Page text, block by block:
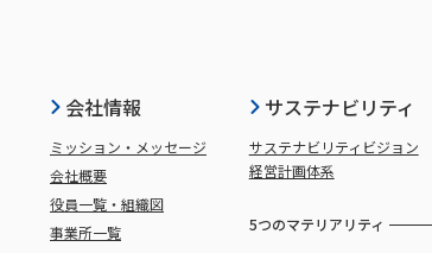
会社情報
ミッション・メッセージ
会社概要
役員一覧・組織図
事業所一覧
サステナビリティ
サステナビリティビジョン
経営計画体系
5つのマテリアリティ